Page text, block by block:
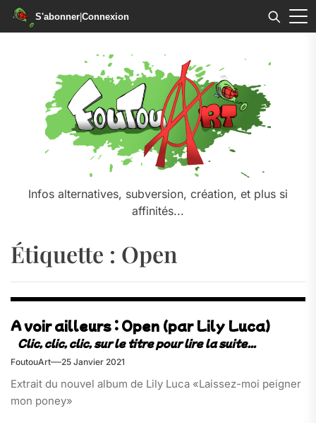
S'abonner|Connexion
Infos alternatives, subversion, création, et plus si
affinités...
Étiquette : Open
A voir ailleurs : Open (par Lily Luca)
FoutouArt 25 Janvier 2021
Extrait du nouvel album de Lily Luca «Laissez-moi peigner
mon poney»